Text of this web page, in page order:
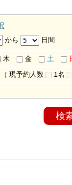
から
日間
木 金 土
（ 現予約人数 1名
検